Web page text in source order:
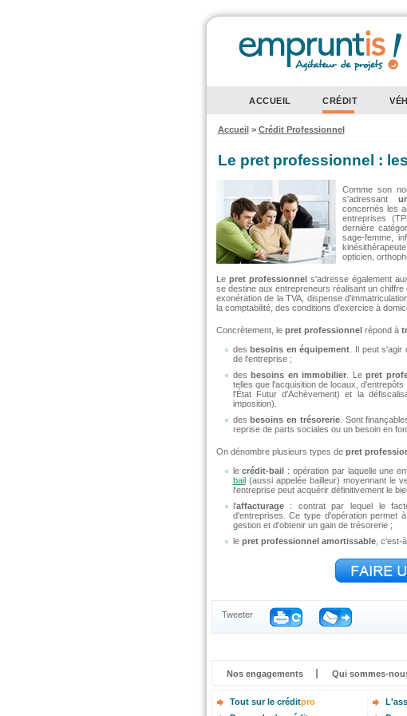
ACCUEIL CRÉDIT
Accueil> Crédit Professionnel
Le pret professionnel :
Comme son
s'adressant
concernés les
entreprises
dernière
sage-femme,
opticien,
Le pret professionnels'adresse également
se destine aux entrepreneurs réalisant un
exonération de la TVA, dispense
la comptabilité, des conditions d'exercice à
Concrètement, le pret professionnelrépond à
desbesoins en équipement . Il peut
de l'entreprise ;
desbesoins en immobilier . Lepret
telles que l'acquisition de locaux,
l'État Futur d'Achèvement) et la
imposition).
desbesoins en trésorerie. Sont
reprise de parts sociales ou un besoin en
On dénombre plusieurs types de pret
lecrédit-bail : opération par laquelle une
bail(aussi appelée bailleur) moyennant le
l'entreprise peut acquérir définitivement le
l'affacturage: contrat par lequel le
d'entreprises. Ce type d'opération permet
gestion et d'obtenir un gain de trésorerie ;
le pret professionnel amortissable, c'est-
Tweeter
Nos engagements Qui sommes-
Tout sur le créditpro